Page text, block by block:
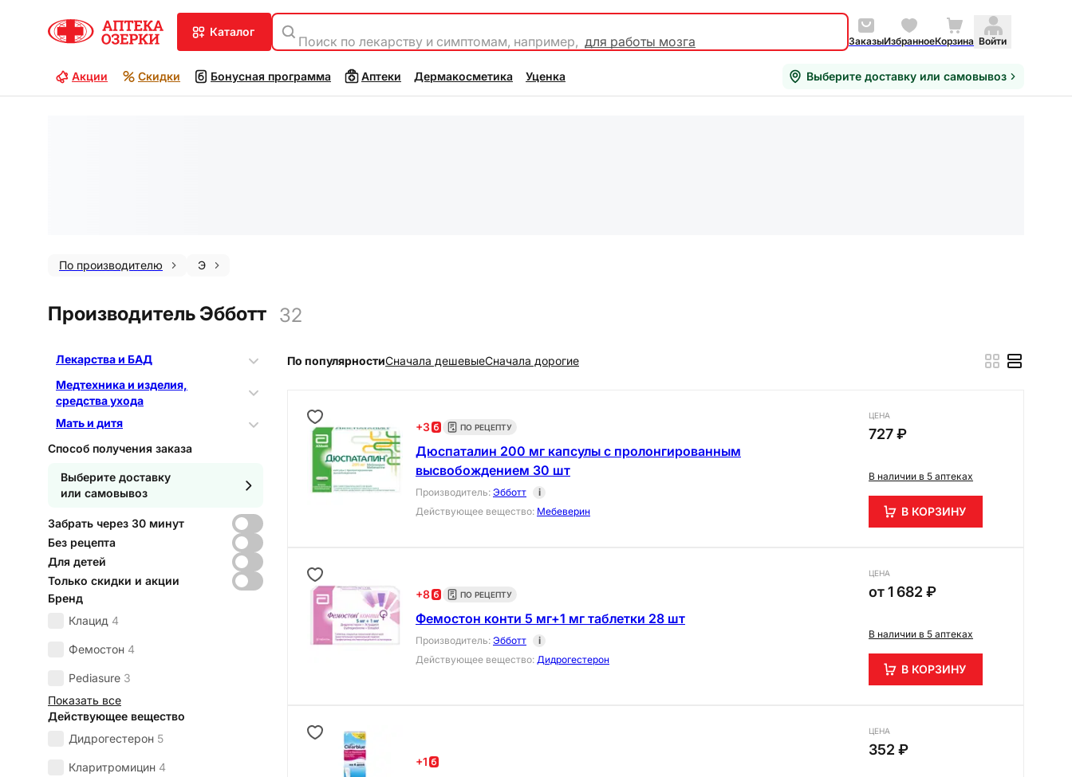
каталог
Поиск по лекарству и симптомам, например, для работы мозга ЗаказыИзбранноеКорзина Войти
Акции Скидки Бонусная программа Аптеки Дермакосметика Уценка Выберите доставку или самовывоз
По производителю Э
Производитель Эбботт 32
Лекарства и БАД
Медтехника и изделия,
средства ухода
Мать и дитя
Способ получения заказа
Выберите доставку
или самовывоз
Забрать через 30 минут
Без рецепта
Для детей
Только скидки и акции
Бренд
Клацид 4
Фемостон 4
Pediasure 3
Показать все
Действующее вещество
Дидрогестерон 5
Кларитромицин 4
По популярностиCначала дешевыеCначала дорогие
+3 ПО РЕЦЕПТУ
Дюспаталин 200 мг капсулы с пролонгированным
высвобождением 30 шт
Производитель: Эбботт
i
Действующее вещество: Мебеверин
ЦЕНА
727 ₽
В наличии в 5 аптеках
В КОРЗИНУ
+8 ПО РЕЦЕПТУ
Фемостон конти 5 мг+1 мг таблетки 28 шт
Производитель: Эбботт
i
Действующее вещество: Дидрогестерон
ЦЕНА
от1 682 ₽
В наличии в 5 аптеках
В КОРЗИНУ
+1
ЦЕНА
352 ₽